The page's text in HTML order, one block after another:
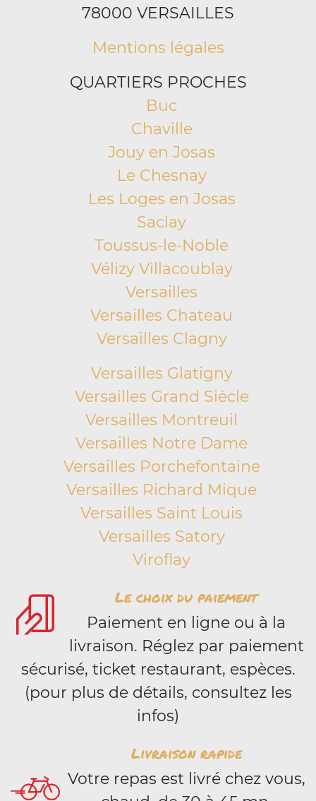
78000 VERSAILLES
Mentions légales
QUARTIERS PROCHES
Buc
Chaville
Jouy en Josas
Le Chesnay
Les Loges en Josas
Saclay
Toussus-le-Noble
Vélizy Villacoublay
Versailles
Versailles Chateau
Versailles Clagny
Versailles Glatigny
Versailles Grand Siècle
Versailles Montreuil
Versailles Notre Dame
Versailles Porchefontaine
Versailles Richard Mique
Versailles Saint Louis
Versailles Satory
Viroflay
Le choix du paiement
Paiement en ligne ou à la
livraison. Réglez par paiement
sécurisé, ticket restaurant, espèces.
(pour plus de détails, consultez les
infos)
Livraison rapide
Votre repas est livré chez vous,